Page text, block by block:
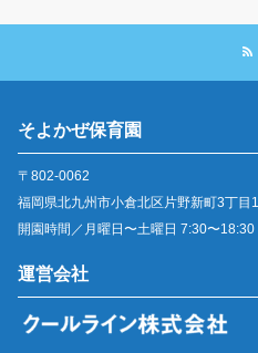
そよかぜ保育園
〒802-0062
福岡県北九州市小倉北区片野新町3丁目
開園時間／月曜日〜土曜日 7:30〜18:30
運営会社